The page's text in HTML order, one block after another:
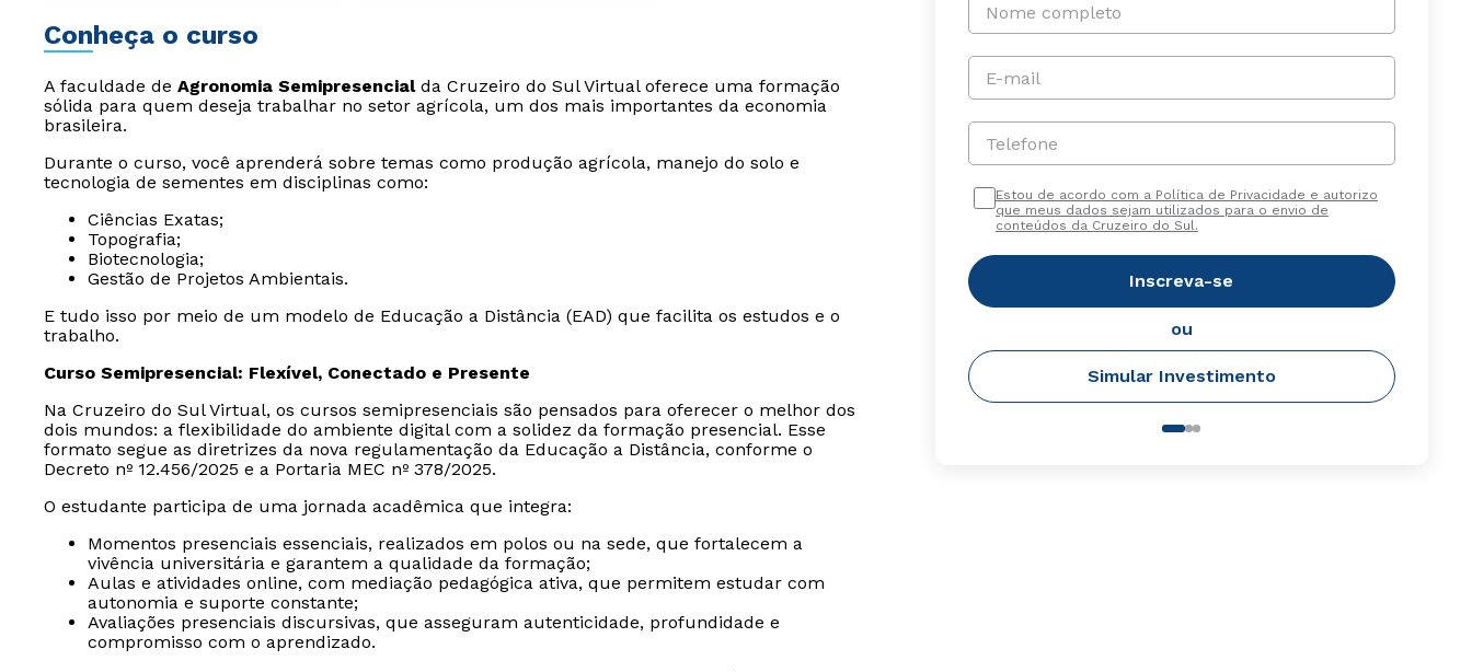
Conheça o curso
A faculdade de Agronomia Semipresencialda Cruzeiro do Sul Virtual oferece uma formação
sólida para quem deseja trabalhar no setor agrícola, um dos mais importantes da economia
brasileira.
Durante o curso, você aprenderá sobre temas como produção agrícola, manejo do solo e
tecnologia de sementes em disciplinas como:
Ciências Exatas;
Topografia;
Biotecnologia;
Gestão de Projetos Ambientais.
E tudo isso por meio de um modelo de Educação a Distância (EAD) que facilita os estudos e o
trabalho.
Curso Semipresencial: Flexível, Conectado e Presente
Na Cruzeiro do Sul Virtual, os cursos semipresenciais são pensados para oferecer o melhor dos
dois mundos: a flexibilidade do ambiente digital com a solidez da formação presencial. Esse
formato segue as diretrizes da nova regulamentação da Educação a Distância, conforme o
Decreto nº 12.456/2025 e a Portaria MEC nº 378/2025.
O estudante participa de uma jornada acadêmica que integra:
Momentos presenciais essenciais, realizados em polos ou na sede, que fortalecem a
vivência universitária e garantem a qualidade da formação;
Aulas e atividades online, com mediação pedagógica ativa, que permitem estudar com
autonomia e suporte constante;
Avaliações presenciais discursivas, que asseguram autenticidade, profundidade e
compromisso com o aprendizado.
Nome completo
E-mail
Telefone
Estou de acordo com a Política de Privacidade e autorizo
que meus dados sejam utilizados para o envio de
conteúdos da Cruzeiro do Sul.
Inscreva-se
ou
Simular Investimento